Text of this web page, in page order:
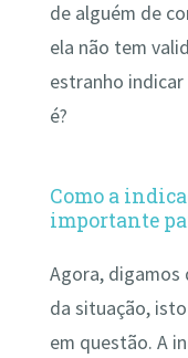
de alguém de
ela não tem
estranho
é?
Como a
importante
Agora, digamos
da situação,
em questão. A